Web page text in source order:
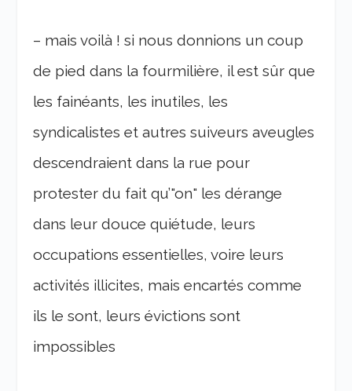
– mais voilà ! si nous donnions un coup
de pied dans la fourmilière, il est sûr que
les fainéants, les inutiles, les
syndicalistes et autres suiveurs aveugles
descendraient dans la rue pour
protester du fait qu’"on" les dérange
dans leur douce quiétude, leurs
occupations essentielles, voire leurs
activités illicites, mais encartés comme
ils le sont, leurs évictions sont
impossibles